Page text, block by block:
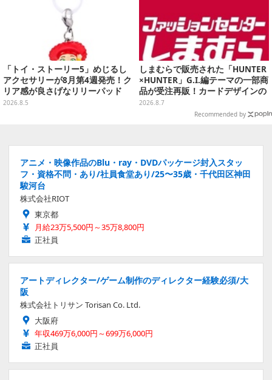
「トイ・ストーリー5」めじるし
アクセサリーが8月第4週発売！ク
リア感が良さげなリリーパッド
や、ジェシーなど全5種ラインナ
2026.8.5
しまむらで販売された「HUNTER
×HUNTER」G.I.編テーマの一部商
品が受注再販！カードデザインの
キーホルダーや、キルアたちのセ
リフ付ソックスなど
2026.8.7
Recommended by
アニメ・映像作品のBlu・ray・DVDパッケージ封入スタッ
フ・資格不問・あり/社員食堂あり/25〜35歳・千代田区神田
駿河台
株式会社RIOT
東京都
月給23万5,500円～35万8,800円
正社員
アートディレクター/ゲーム制作のディレクター経験必須/大
阪
株式会社トリサン Torisan Co. Ltd.
大阪府
年収469万6,000円～699万6,000円
正社員